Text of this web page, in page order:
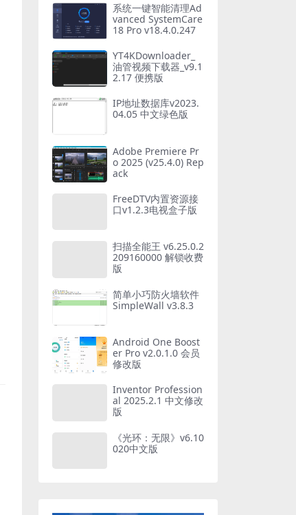
系统一键智能清理Ad
vanced SystemCare
18 Pro v18.4.0.247
YT4KDownloader_
油管视频下载器_v9.1
2.17 便携版
IP地址数据库v2023.
04.05 中文绿色版
Adobe Premiere Pr
o 2025 (v25.4.0) Rep
ack
FreeDTV内置资源接
口v1.2.3电视盒子版
扫描全能王 v6.25.0.2
209160000 解锁收费
版
简单小巧防火墙软件
SimpleWall v3.8.3
Android One Boost
er Pro v2.0.1.0 会员
修改版
Inventor Profession
al 2025.2.1 中文修改
版
《光环：无限》v6.10
020中文版